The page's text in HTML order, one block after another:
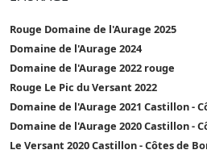
Rouge Domaine de l'Aurage 2025
Domaine de l'Aurage 2024
Domaine de l'Aurage 2022 rouge
Rouge Le Pic du Versant 2022
Domaine de l'Aurage 2021 Castillon -
Domaine de l'Aurage 2020 Castillon -
Le Versant 2020 Castillon - Côtes de